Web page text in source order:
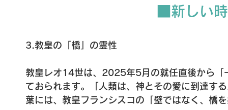
で育まれたそのまなざしは、教会が「神の家族
いう信念へとつながっています。
が配されています。そこには、マリアのように
って人々の心を照らし、祈りのうちにその司牧
いるのです。
■新しい
3.教皇の「橋」の霊性
教皇レオ14世は、2025年5月の就任直後から「
ておられます。「人類は、神とその愛に到達す
葉には、教皇フランシスコの「壁ではなく、橋